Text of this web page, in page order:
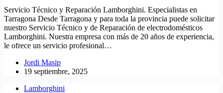
Servicio Técnico y Reparación Lamborghini. Especialistas en
Tarragona Desde Tarragona y para toda la provincia puede solicitar
nuestro Servicio Técnico y de Reparación de electrodomésticos
Lamborghini. Nuestra empresa con más de 20 años de experiencia,
le ofrece un servicio profesional…
Jordi Masip
19 septiembre, 2025
Lamborghini